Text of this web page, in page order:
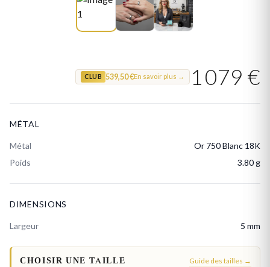
CLUB 539,50 €En savoir plus → 1 079 €
MÉTAL
Métal
Or 750 Blanc 18K
Poids
3.80 g
DIMENSIONS
Largeur 5 mm
CHOISIR UNE TAILLE Guide des tailles →